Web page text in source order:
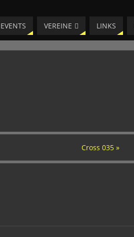
EVENTS VEREINE LINKS
Cross 035 »